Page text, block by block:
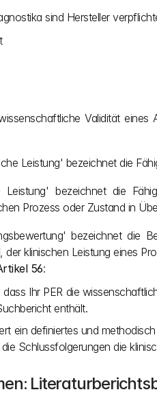
sind Hersteller
Validität eines
Leistung' bezeichnet die
bezeichnet die
Prozess oder Zustand in
bezeichnet die
klinischen Leistung eines
56:
Ihr PER die
enthält.
ein definiertes und
Schlussfolgerungen die